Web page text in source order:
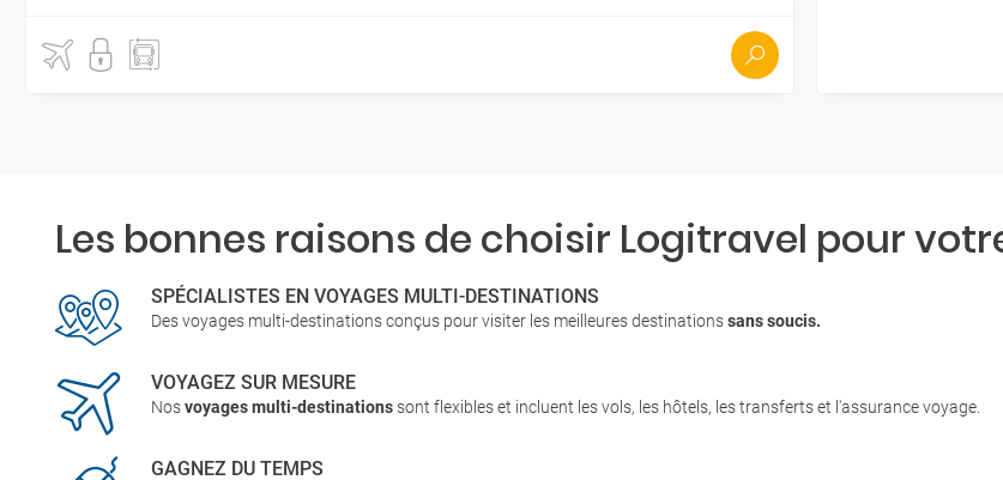
Les bonnes raisons de choisir Logitravel pour
SPÉCIALISTES EN VOYAGES MULTI-DESTINATIONS
Des voyages multi-destinations conçus pour visiter les meilleures destinationssans soucis.
VOYAGEZ SUR MESURE
Nosvoyages multi-destinations sont flexibles et incluent les vols, les hôtels, les transferts et l'assurance voyage.
GAGNEZ DU TEMPS